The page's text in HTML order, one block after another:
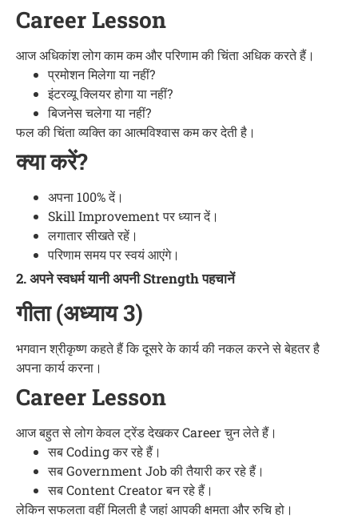
Career Lesson
आज अधिकांश लोग काम कम और परिणाम की चिंता अधिक करते हैं।
प्रमोशन मिलेगा या नहीं?
इंटरव्यू क्लियर होगा या नहीं?
बिजनेस चलेगा या नहीं?
फल की चिंता व्यक्ति का आत्मविश्वास कम कर देती है।
क्या करें?
अपना 100% दें।
Skill Improvement पर ध्यान दें।
लगातार सीखते रहें।
परिणाम समय पर स्वयं आएंगे।
2. अपने स्वधर्म यानी अपनी Strength पहचानें
गीता (अध्याय 3)
भगवान श्रीकृष्ण कहते हैं कि दूसरे के कार्य की नकल करने से बेहतर है
अपना कार्य करना।
Career Lesson
आज बहुत से लोग केवल ट्रेंड देखकर Career चुन लेते हैं।
सब Coding कर रहे हैं।
सब Government Job की तैयारी कर रहे हैं।
सब Content Creator बन रहे हैं।
लेकिन सफलता वहीं मिलती है जहां आपकी क्षमता और रुचि हो।